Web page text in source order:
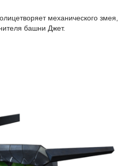
механического змея,
башни Джет.